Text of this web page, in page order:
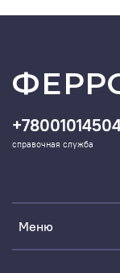
Меню
справочная служба